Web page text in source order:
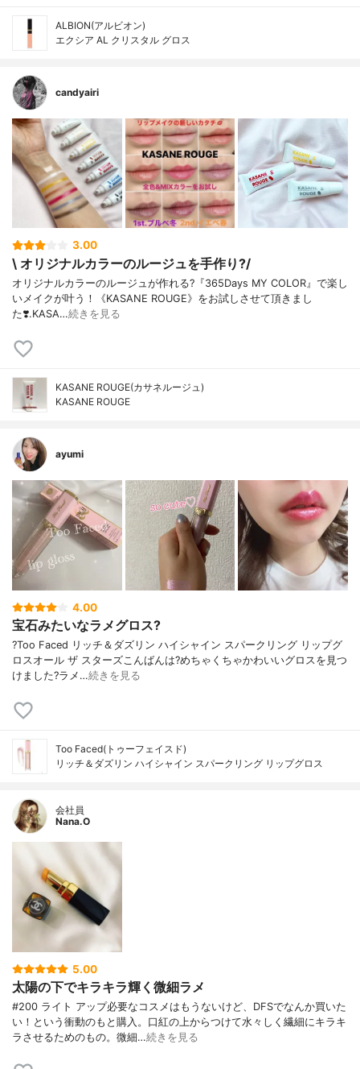
ALBION(アルビオン)
エクシア AL クリスタル グロス
candyairi
3.00
\ オリジナルカラーのルージュを手作り?/
オリジナルカラーのルージュが作れる?『365Days MY COLOR』で楽し
いメイクが叶う！《KASANE ROUGE》をお試しさせて頂きまし
た❣️.KASA…続きを見る
KASANE ROUGE(カサネルージュ)
KASANE ROUGE
ayumi
4.00
宝石みたいなラメグロス?
?Too Faced リッチ＆ダズリン ハイシャイン スパークリング リップグ
ロスオール ザ スターズこんばんは?めちゃくちゃかわいいグロスを見つ
けました?ラメ…続きを見る
Too Faced(トゥーフェイスド)
リッチ＆ダズリン ハイシャイン スパークリング リップグロス
会社員
Nana.O
5.00
太陽の下でキラキラ輝く微細ラメ
#200 ライト アップ必要なコスメはもうないけど、DFSでなんか買いた
い！という衝動のもと購入。口紅の上からつけて水々しく繊細にキラキ
ラさせるためのもの。微細…続きを見る